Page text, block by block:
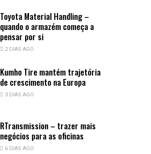
Toyota Material Handling –
quando o armazém começa a
pensar por si
2 DIAS AGO
Kumho Tire mantém trajetória
de crescimento na Europa
3 DIAS AGO
RTransmission – trazer mais
negócios para as oficinas
6 DIAS AGO